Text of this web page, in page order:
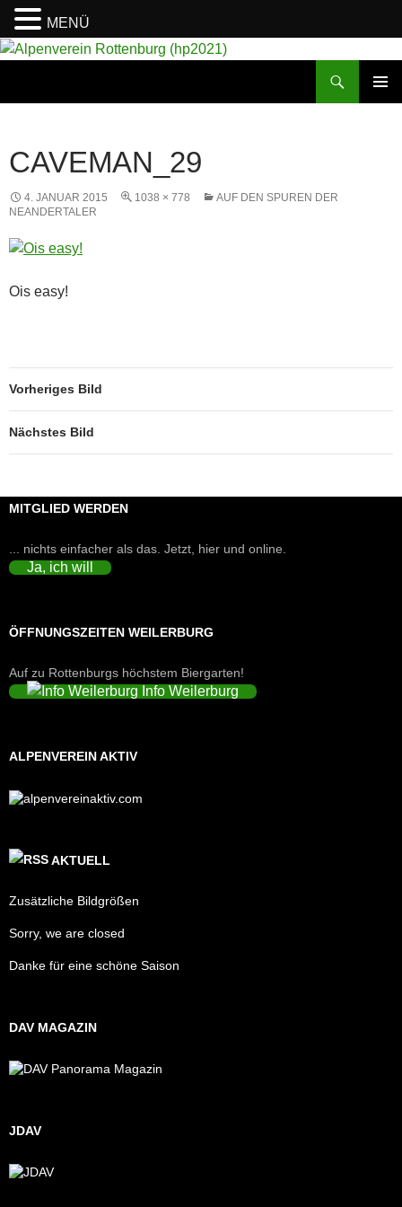
CAVEMAN_29
4. JANUAR 2015 1038 × 778
AUF DEN SPUREN DER
NEANDERTALER
Ois easy!
Vorheriges Bild
Nächstes Bild
MITGLIED WERDEN
... nichts einfacher als das. Jetzt, hier und online.
Ja, ich will
ÖFFNUNGSZEITEN WEILERBURG
Auf zu Rottenburgs höchstem Biergarten!
Info Weilerburg
ALPENVEREIN AKTIV
AKTUELL
Zusätzliche Bildgrößen
Sorry, we are closed
Danke für eine schöne Saison
DAV MAGAZIN
JDAV
MENÜ